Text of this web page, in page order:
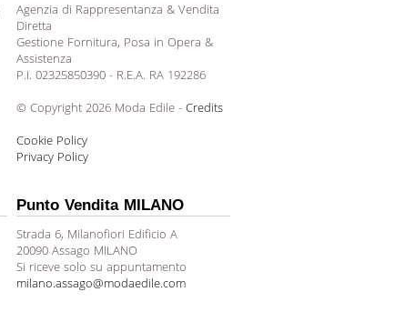
Agenzia di Rappresentanza & Vendita
Diretta
Gestione Fornitura, Posa in Opera &
Assistenza
P.I. 02325850390 - R.E.A. RA 192286
© Copyright 2026 Moda Edile - Credits
Cookie Policy
Privacy Policy
Punto Vendita MILANO
Strada 6, Milanofiori Edificio A
20090 Assago MILANO
Si riceve solo su appuntamento
milano.assago@modaedile.com